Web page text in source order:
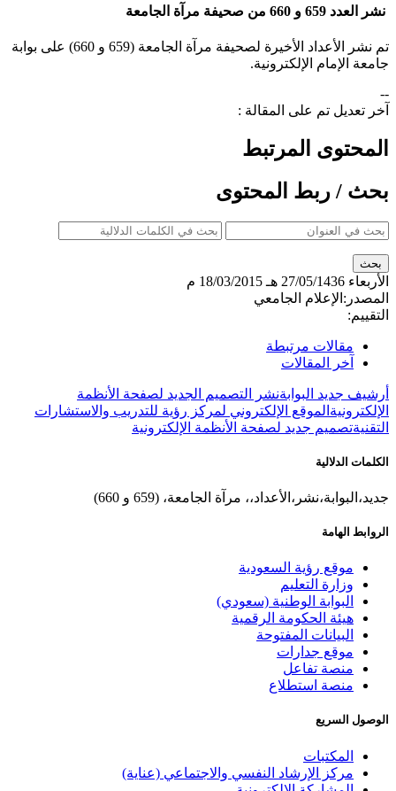
نشر العدد 659 و 660 من صحيفة مرآة الجامعة
​تم نشر الأعداد الأخيرة لصحيفة مرآة الجامعة (659 و 660) على بوابة
جامعة الإمام الإلكترونية.
--
آخر تعديل تم على المقالة :
المحتوى المرتبط
بحث / ربط المحتوى
الأربعاء 27/05/1436 هـ
18/03/2015 م
المصدر: الإعلام الجامعي
التقييم:
مقالات مرتبطة
آخر المقالات
أرشيف جديد البوابةنشر التصميم الجديد لصفحة الأنظمة
الإلكترونية الموقع الإلكتروني لمركز رؤية للتدريب والاستشارات
التقنيةتصميم جديد لصفحة الأنظمة الإلكترونية
الكلمات الدلالية
جديد،البوابة،نشر،الأعداد،، مرآة الجامعة، (659 و 660)
الروابط الهامة
موقع رؤية السعودية
وزارة التعليم
البوابة الوطنية (سعودي)
هيئة الحكومة الرقمية
البيانات المفتوحة
موقع جدارات
منصة تفاعل
منصة استطلاع
الوصول السريع
المكتبات
مركز الإرشاد النفسي والاجتماعي (عناية)